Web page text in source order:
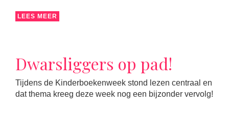
LEES MEER
Dwarsliggers op pad!
Tijdens de Kinderboekenweek stond lezen centraal en
dat thema kreeg deze week nog een bijzonder vervolg!